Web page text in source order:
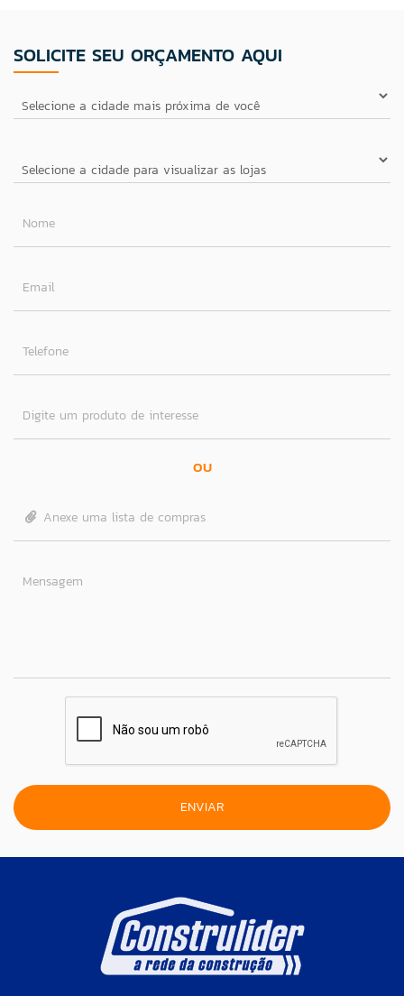
SOLICITE SEU ORÇAMENTO AQUI
Nome
Email
Telefone
Digite um produto de interesse
OU
Anexe uma lista de compras
Mensagem